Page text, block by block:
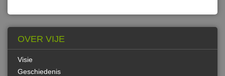
OVER VIJE
Visie
Geschiedenis